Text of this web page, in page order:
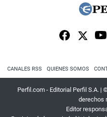
CANALES RSS QUIENES SOMOS
Perfil.com - Editorial Perfil S.A. |
derechos
Editor